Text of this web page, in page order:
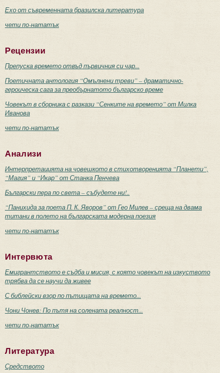
Ехо от съвременната бразилска литература
чети по-нататък
Рецензии
Препуска времето отвъд първичния си чар...
Поетичната антология “Омълнени треви” – драматично-
героическа сага за преобърнатото българско време
Човекът в сборника с разкази “Сенките на времето” от Милка
Иванова
чети по-нататък
Анализи
Интерпретацията на човешкото в стихотворенията “Планети”,
“Магия” и “Икар” от Станка Пенчева
Български пера по света – събудете ни!..
“Панихида за поета П. К. Яворов” от Гео Милев – среща на двама
титани в полето на българската модерна поезия
чети по-нататък
Интервюта
Емигрантството е съдба и мисия, с която човекът на изкуството
трябва да се научи да живее
С библейски взор по пътищата на времето...
Чони Чонев: По пътя на солената реалност...
чети по-нататък
Литература
Средството